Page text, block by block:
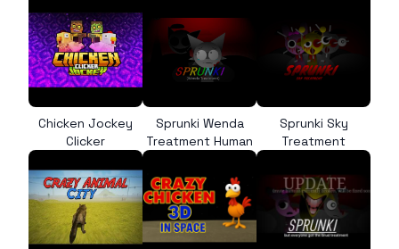
Chicken Jockey
Clicker
Sprunki Wenda
Treatment Human
Sprunki Sky
Treatment